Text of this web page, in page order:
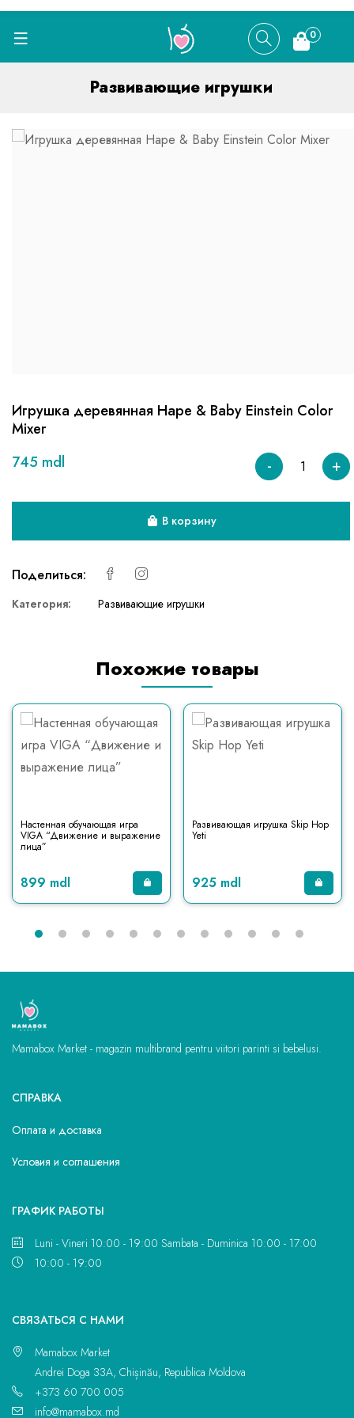
0
Развивающие игрушки
Игрушка деревянная Hape & Baby Einstein Color
Mixer
745 mdl
- +
В корзину
Поделиться:
Категория: Развивающие игрушки
Похожие товары
Настенная обучающая игра
VIGA “Движение и выражение
лица”
899 mdl
Развивающая игрушка Skip Hop
Yeti
925 mdl
Mamabox Market - magazin multibrand pentru viitori parinti si bebelusi.
СПРАВКА
Оплата и доставка
Условия и соглашения
ГРАФИК РАБОТЫ
Luni - Vineri 10:00 - 19:00 Sambata - Duminica 10:00 - 17:00
10:00 - 19:00
CВЯЗАТЬСЯ С НАМИ
Mamabox Market
Andrei Doga 33A, Chișinău, Republica Moldova
+373 60 700 005
info@mamabox.md